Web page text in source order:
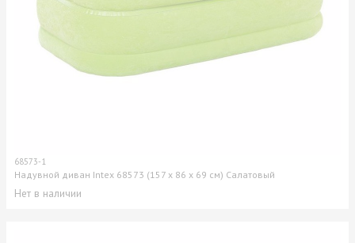
68573-1
Надувной диван Intex 68573 (157 х 86 х 69 см) Салатовый
Нет в наличии